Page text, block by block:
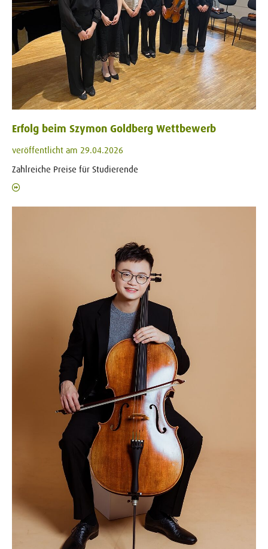
Erfolg beim Szymon Goldberg Wettbewerb
veröffentlicht am 29.04.2026
Zahlreiche Preise für Studierende